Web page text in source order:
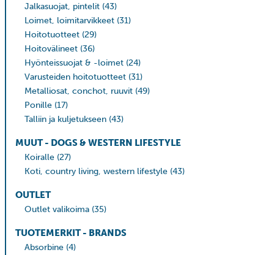
Jalkasuojat, pintelit (43)
Loimet, loimitarvikkeet (31)
Hoitotuotteet (29)
Hoitovälineet (36)
Hyönteissuojat & -loimet (24)
Varusteiden hoitotuotteet (31)
Metalliosat, conchot, ruuvit (49)
Ponille (17)
Talliin ja kuljetukseen (43)
MUUT - DOGS & WESTERN LIFESTYLE
Koiralle (27)
Koti, country living, western lifestyle (43)
OUTLET
Outlet valikoima (35)
TUOTEMERKIT - BRANDS
Absorbine (4)